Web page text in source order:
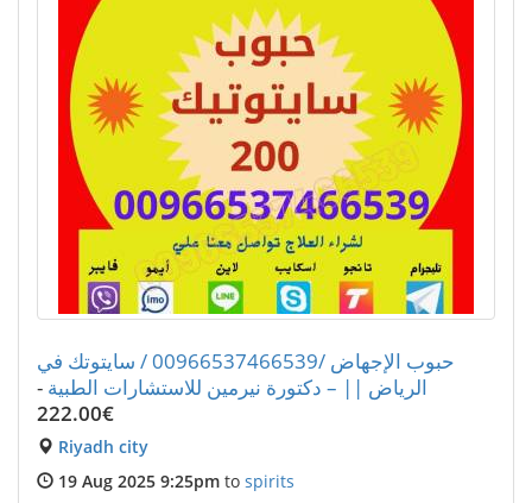
حبوب الإجهاض /00966537466539 / سايتوتك في
الرياض || – دكتورة نيرمين للاستشارات الطبية -
€222.00
Riyadh city
19 Aug 2025 9:25pm to spirits